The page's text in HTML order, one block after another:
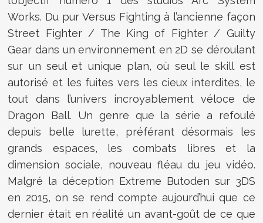
Works. Du pur Versus Fighting à l’ancienne façon
Street Fighter / The King of Fighter / Guilty
Gear dans un environnement en 2D se déroulant
sur un seul et unique plan, où seul le skill est
autorisé et les fuites vers les cieux interdites, le
tout dans l’univers incroyablement véloce de
Dragon Ball. Un genre que la série a refoulé
depuis belle lurette, préférant désormais les
grands espaces, les combats libres et la
dimension sociale, nouveau fléau du jeu vidéo.
Malgré la déception Extreme Butoden sur 3DS
en 2015, on se rend compte aujourd’hui que ce
dernier était en réalité un avant-goût de ce que